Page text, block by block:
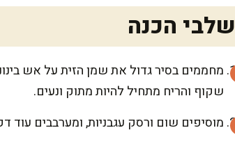
שלבי הכנה
שקוף והריח מתחיל להיות מתוק ונעים.
מוסיפים שום ורסק עגבניות, ומערבבים